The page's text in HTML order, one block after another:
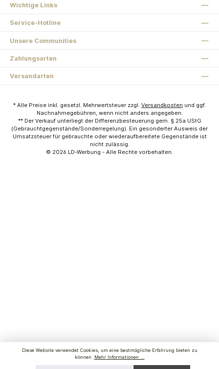
Wichtige Links
Service-Hotline
Unsere Communities
Zahlungsarten
Versandarten
* Alle Preise inkl. gesetzl. Mehrwertsteuer zzgl. Versandkosten und ggf.
Nachnahmegebühren, wenn nicht anders angegeben.
** Der Verkauf unterliegt der Differenzbesteuerung gem. § 25a UStG
(Gebrauchtgegenstände/Sonderregelung). Ein gesonderter Ausweis der
Umsatzsteuer für gebrauchte oder wiederaufbereitete Gegenstände ist
nicht zulässig.
© 2026 LD-Werbung - Alle Rechte vorbehalten.
Diese Website verwendet Cookies, um eine bestmögliche Erfahrung bieten zu
können.
Mehr Informationen ...